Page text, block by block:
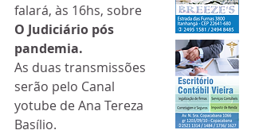
falará, às 16hs, sobre
O Judiciário pós
pandemia.
As duas transmissões
serão pelo Canal
yotube de Ana Tereza
Basílio.